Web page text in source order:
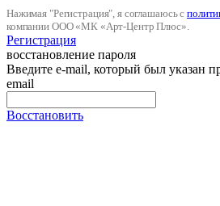
Нажимая "Регистрация", я соглашаюсь с
компании ООО «МК «Арт-Центр Плюс».
Регистрация
восстановление пароля
Введите e-mail, который был указан
email
Восстановить